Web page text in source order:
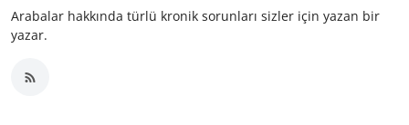
Arabalar hakkında türlü kronik sorunları sizler için yazan bir
yazar.